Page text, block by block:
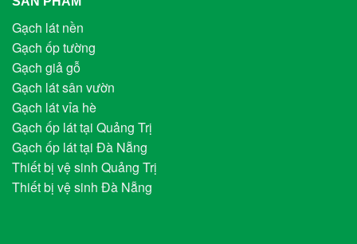
Gạch lát nền
Gạch ốp tường
Gạch giả gỗ
Gạch lát sân vườn
Gạch lát vỉa hè
Gạch ốp lát tại Quảng Trị
Gạch ốp lát tại Đà Nẵng
Thiết bị vệ sinh Quảng Trị
Thiết bị vệ sinh Đà Nẵng